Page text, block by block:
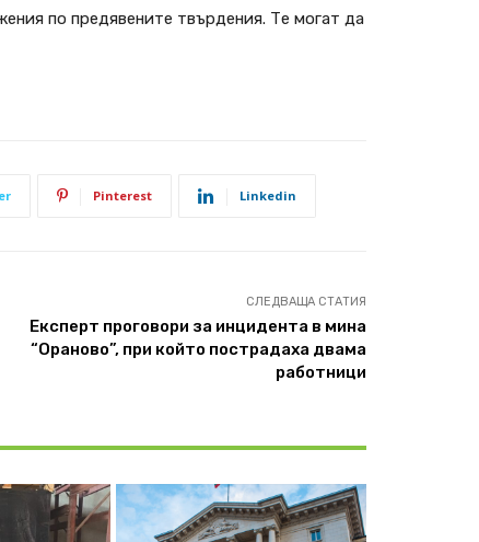
по предявените твърдения. Те могат да
Pinterest Linkedin
СЛЕДВАЩА СТАТИЯ
Експерт проговори за инцидента в мина
“Ораново”, при който пострадаха двама
работници